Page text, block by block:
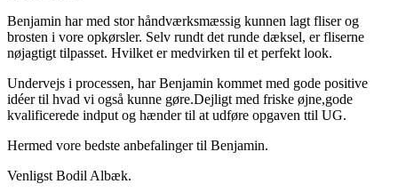
Benjamin har med stor håndværksmæssig kunnen lagt fliser og
brosten i vore opkørsler. Selv rundt det runde dæksel, er fliserne
nøjagtigt tilpasset. Hvilket er medvirken til et perfekt look.
Undervejs i processen, har Benjamin kommet med gode positive
idéer til hvad vi også kunne gøre.Dejligt med friske øjne,gode
kvalificerede indput og hænder til at udføre opgaven ttil UG.
Hermed vore bedste anbefalinger til Benjamin.
​Venligst Bodil Albæk.